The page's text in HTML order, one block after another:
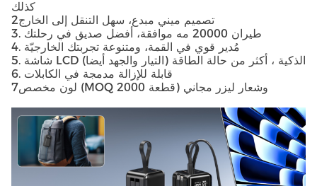
كذلك
2تصميم ميني مبدع، سهل التنقل إلى الخارج
3. طيران 20000 مه موافقة، أفضل صديق في رحلتك
4. مُدير قوي في القمة، ومتنوعة تجربتك الخارجيّة
5. شاشة LCD الذكية ، أكثر من حالة الطاقة (التيار والجهد أيضا)
6. قابلة للإزالة مدمجة في الكابلات
7لون مخصص (MOQ 2000 قطعة) وشعار ليزر مجاني